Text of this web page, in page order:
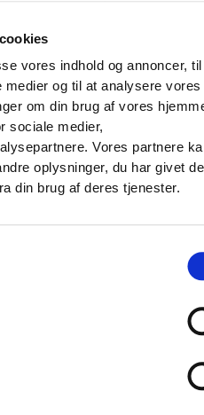
vores indhold og annoncer,
og til at analysere vores
om din brug af vores
sociale medier,
Vores partnere
oplysninger, du har givet
din brug af deres tjenester.
fra
Alsie Express
eller ugyldigt
BILLET
Seniorbillet